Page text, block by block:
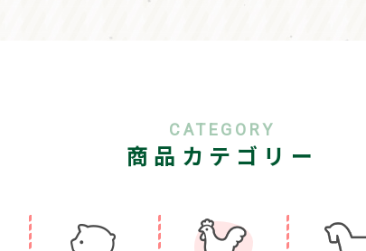
CATEGORY
商品カテゴリー